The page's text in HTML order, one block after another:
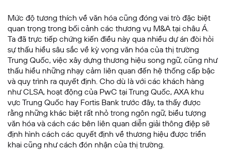
Mức độ tương thích về văn hóa cũng đóng vai trò đặc biệt
quan trọng trong bối cảnh các thương vụ M&A tại châu Á.
Ta đã trực tiếp chứng kiến điều này qua nhiều dự án đòi hỏi
sự thấu hiểu sâu sắc về kỳ vọng văn hóa của thị trường
Trung Quốc, việc xây dựng thương hiệu song ngữ, cũng như
thấu hiểu những nhạy cảm liên quan đến hệ thống cấp bậc
và quy trình ra quyết định. Cho dù là với các khách hàng
như CLSA, hoạt động của PwC tại Trung Quốc, AXA khu
vực Trung Quốc hay Fortis Bank trước đây, ta thấy được
rằng những khác biệt rất nhỏ trong ngôn ngữ, biểu tượng
văn hóa và cách các bên liên quan diễn giải thông điệp sẽ
định hình cách các quyết định về thương hiệu được triển
khai cũng như cách đón nhận của thị trường.